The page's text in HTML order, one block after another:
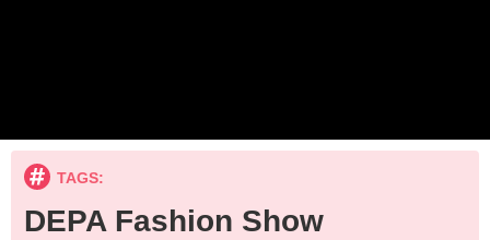
TAGS:
DEPA Fashion Show